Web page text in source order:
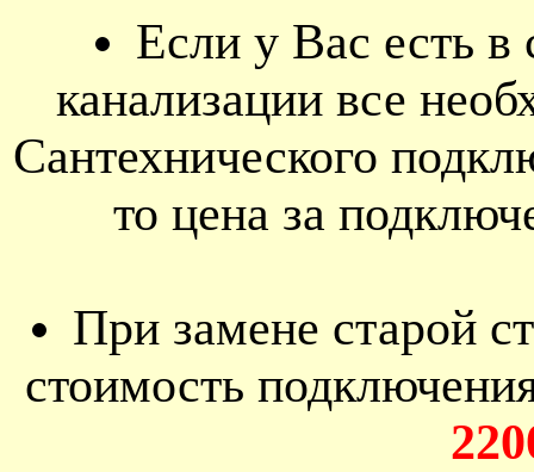
Если у Вас есть в
канализации все
Сантехнического
то цена за
При замене старой
стоимость